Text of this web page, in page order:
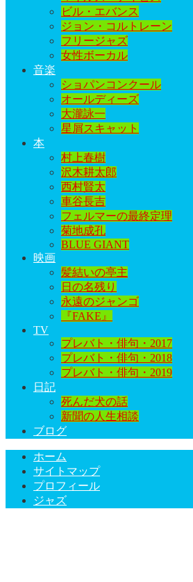
ビル・エバンス
ジョン・コルトレーン
フリージャズ
女性ボーカル
音楽
ショパンコンクール
オールディーズ
大瀧詠一
星屑スキャット
本
村上春樹
沢木耕太郎
西村賢太
車谷長吉
フェルマーの最終定理
菊地成孔
BLUE GIANT
映画
髪結いの亭主
日の名残り
永遠のジャンゴ
『FAKE』
TV
プレバト・俳句・2017
プレバト・俳句・2018
プレバト・俳句・2019
日記
死んだ犬の話
新聞の人生相談
ブログ
ホーム
サイトマップ
プロフィール
ジャズ